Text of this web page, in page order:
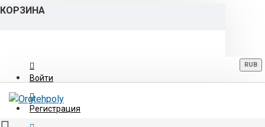
КОРЗИНА
Войти
Регистрация
RUB